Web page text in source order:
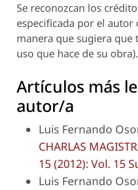
Se reconozcan los
especificada por el autor
manera que sugiera que
uso que hace de su obra).
Artículos más
autor/a
Luis Fernando
CHARLAS
15 (2012): Vol. 15
Luis Fernando